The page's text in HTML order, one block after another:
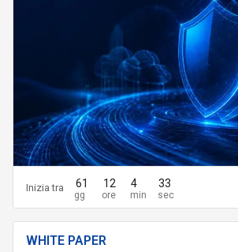
Inizia tra 61 12 4 32
WHITE PAPER